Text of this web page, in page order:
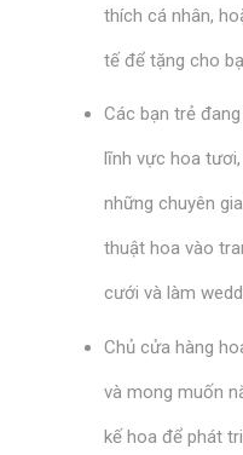
thích cá nhân,
tế để tặng cho
Các bạn trẻ
lĩnh vực hoa
những chuyên
thuật hoa vào
cưới và làm
Chủ cửa hàng
và mong muốn
kế hoa để phát